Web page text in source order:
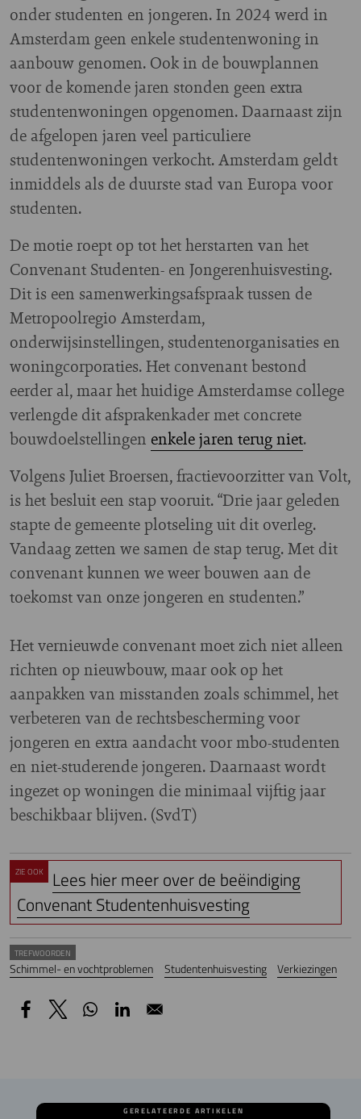
onder studenten en jongeren. In 2024 werd in
Amsterdam geen enkele studentenwoning in
aanbouw genomen. Ook in de bouwplannen
voor de komende jaren stonden geen extra
studentenwoningen opgenomen. Daarnaast zijn
de afgelopen jaren veel particuliere
studentenwoningen verkocht. Amsterdam geldt
inmiddels als de duurste stad van Europa voor
studenten.
De motie roept op tot het herstarten van het
Convenant Studenten- en Jongerenhuisvesting.
Dit is een samenwerkingsafspraak tussen de
Metropoolregio Amsterdam,
onderwijsinstellingen, studentenorganisaties en
woningcorporaties. Het convenant bestond
eerder al, maar het huidige Amsterdamse college
verlengde dit afsprakenkader met concrete
bouwdoelstellingen enkele jaren terug niet.
Volgens Juliet Broersen, fractievoorzitter van Volt,
is het besluit een stap vooruit. “Drie jaar geleden
stapte de gemeente plotseling uit dit overleg.
Vandaag zetten we samen de stap terug. Met dit
convenant kunnen we weer bouwen aan de
toekomst van onze jongeren en studenten.”
Het vernieuwde convenant moet zich niet alleen
richten op nieuwbouw, maar ook op het
aanpakken van misstanden zoals schimmel, het
verbeteren van de rechtsbescherming voor
jongeren en extra aandacht voor mbo-studenten
en niet-studerende jongeren. Daarnaast wordt
ingezet op woningen die minimaal vijftig jaar
beschikbaar blijven. (SvdT)
ZIE OOK
Lees hier meer over de beëindiging
Convenant Studentenhuisvesting
TREFWOORDEN
Schimmel- en vochtproblemen Studentenhuisvesting Verkiezingen
GERELATEERDE ARTIKELEN